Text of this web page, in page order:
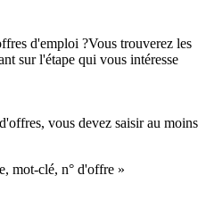
d'emploi ?Vous trouverez les
sur l'étape qui vous intéresse
vous devez saisir au moins
mot-clé, n° d'offre »